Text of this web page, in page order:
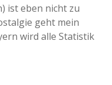
ist eben nicht zu
geht mein
wird alle Statistik